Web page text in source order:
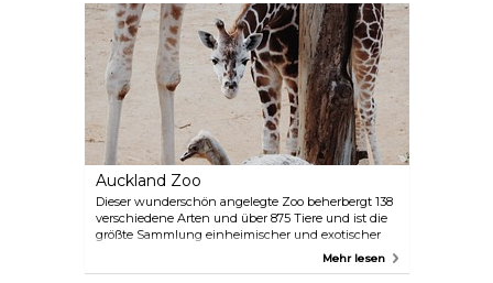
Auckland Zoo
Dieser wunderschön angelegte Zoo beherbergt 138
verschiedene Arten und über 875 Tiere und ist die
größte Sammlung einheimischer und exotischer
Tiere in Neuseeland. Der Zoo liegt nur wenige
Mehr lesen